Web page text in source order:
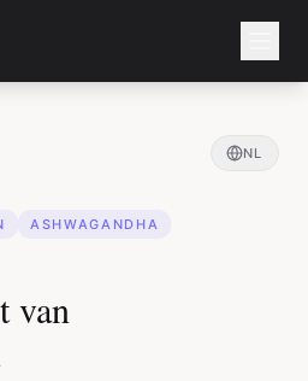
NL
ASHWAGANDHA
van